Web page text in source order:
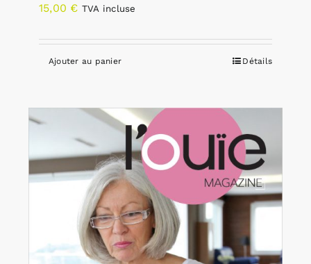
15,00 € TVA incluse
Ajouter au panier Détails